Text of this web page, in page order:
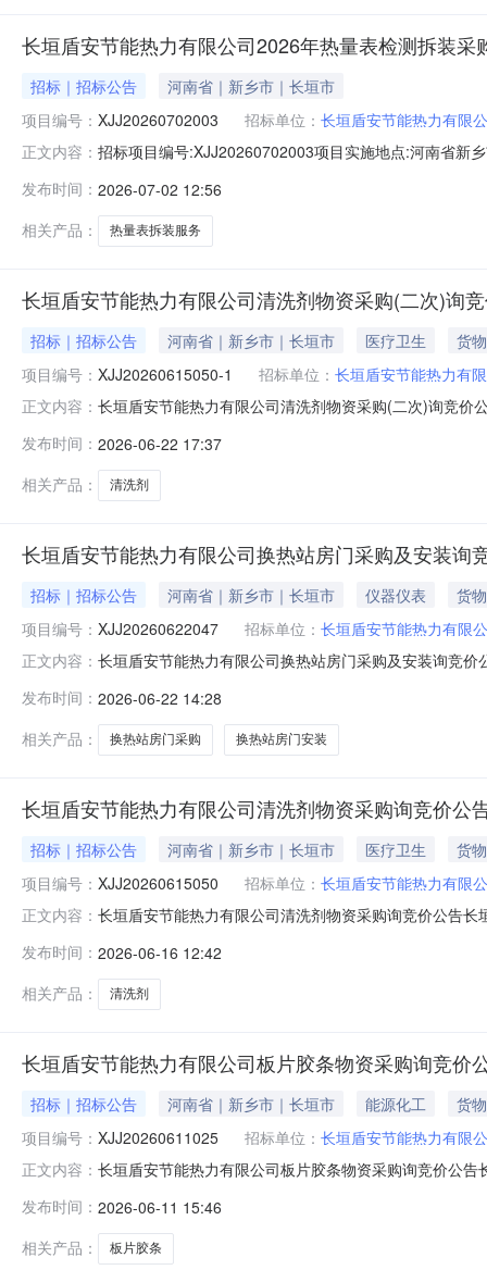
长垣盾安节能热力有限公司2026年热量表检测拆装采
招标｜招标公告
河南省｜新乡市｜长垣市
项目编号： XJJ20260702003 招标单位： 长垣盾安节能热力有限
正文内容： 招标项目编号:XJJ20260702003项目实施地点:河南省新
管DN1000四声道超声热量表开展年度检测。该表作为双
限公司202
发布时间： 2026-07-02 12:56
相关产品：
热量表拆装服务
长垣盾安节能热力有限公司清洗剂物资采购(二次)询
招标｜招标公告 河南省｜新乡市｜长垣市 医疗卫生
货物
项目编号： XJJ20260615050-1 招标单位： 长垣盾安节能热力有
正文内容： 长垣盾安节能热力有限公司清洗剂物资采购(二次)询竞价
有限公司清洗剂物资采购(二次)项目编号
发布时间： 2026-06-22 17:37
相关产品：
清洗剂
长垣盾安节能热力有限公司换热站房门采购及安装询
招标｜招标公告 河南省｜新乡市｜长垣市 仪器仪表
货物
项目编号： XJJ20260622047 招标单位： 长垣盾安节能热力有限
正文内容： 长垣盾安节能热力有限公司换热站房门采购及安装询竞
有限公司换热站房门采购及安装项目编号
发布时间： 2026-06-22 14:28
相关产品：
换热站房门采购 换热站房门安装
长垣盾安节能热力有限公司清洗剂物资采购询竞价公
招标｜招标公告 河南省｜新乡市｜长垣市 医疗卫生
货物
项目编号： XJJ20260615050 招标单位： 长垣盾安节能热力有限
正文内容： 长垣盾安节能热力有限公司清洗剂物资采购询竞价公告
剂物资采购项目编号:XJJ2026061505001项目类别：货
发布时间： 2026-06-16 12:42
相关产品：
清洗剂
长垣盾安节能热力有限公司板片胶条物资采购询竞价
招标｜招标公告 河南省｜新乡市｜长垣市 能源化工
货物
项目编号： XJJ20260611025 招标单位： 长垣盾安节能热力有限
正文内容： 长垣盾安节能热力有限公司板片胶条物资采购询竞价公
胶条物资采购项目编号:XJJ2026061102501项目类别：
发布时间： 2026-06-11 15:46
相关产品：
板片胶条